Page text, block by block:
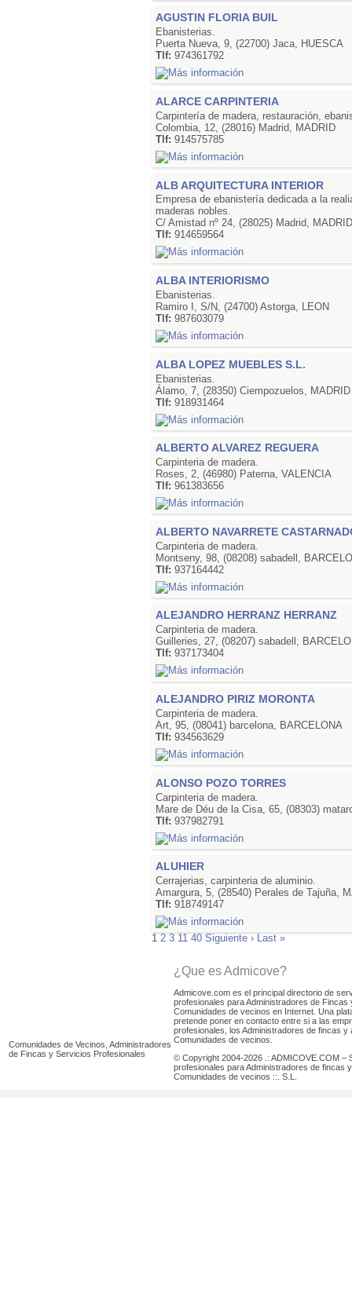
AGUSTIN FLORIA BUIL
Ebanisterias.
Puerta Nueva, 9, (22700) Jaca, HUESCA
Tlf:974361792
ALARCE CARPINTERIA
Carpintería de madera, restauración,
Colombia, 12, (28016) Madrid, MADRID
Tlf:914575785
ALB ARQUITECTURA INTERIOR
Empresa de ebanistería dedicada a la
maderas nobles.
C/ Amistad nº 24, (28025) Madrid,
Tlf:914659564
ALBA INTERIORISMO
Ebanisterias.
Ramiro I, S/N, (24700) Astorga, LEON
Tlf:987603079
ALBA LOPEZ MUEBLES S.L.
Ebanisterias.
Álamo, 7, (28350) Ciempozuelos, MADRID
Tlf:918931464
ALBERTO ALVAREZ REGUERA
Carpinteria de madera.
Roses, 2, (46980) Paterna, VALENCIA
Tlf:961383656
ALBERTO NAVARRETE
Carpinteria de madera.
Montseny, 98, (08208) sabadell,
Tlf:937164442
ALEJANDRO HERRANZ HERRANZ
Carpinteria de madera.
Guilleries, 27, (08207) sabadell,
Tlf:937173404
ALEJANDRO PIRIZ MORONTA
Carpinteria de madera.
Art, 95, (08041) barcelona, BARCELONA
Tlf:934563629
ALONSO POZO TORRES
Carpinteria de madera.
Mare de Déu de la Cisa, 65, (08303)
Tlf:937982791
ALUHIER
Cerrajerias, carpinteria de aluminio.
Amargura, 5, (28540) Perales de Tajuña,
Tlf:918749147
1 2 3 11 40 Siguiente › Last »
Comunidades de Vecinos, Administradores
de Fincas y Servicios Profesionales
¿Que es Admicove?
Admicove.com es el principal directorio de
profesionales para Administradores de Fincas
Comunidades de vecinos en Internet. Una
pretende poner en contacto entre si a las
profesionales, los Administradores de fincas y
Comunidades de vecinos.
© Copyright 2004-2026 .: ADMICOVE.COM –
profesionales para Administradores de fincas y
Comunidades de vecinos ::. S.L.